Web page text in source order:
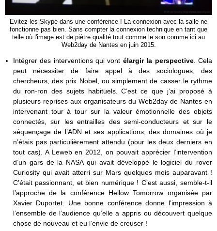
Evitez les Skype dans une conférence ! La connexion avec la salle ne
fonctionne pas bien. Sans compter la connexion technique en tant que
telle où l'image est de piètre qualité tout comme le son comme ici au
Web2day de Nantes en juin 2015.
Intégrer des interventions qui vont élargir la perspective. Cela
peut nécessiter de faire appel à des sociologues, des
chercheurs, des prix Nobel, ou simplement de casser le rythme
du ron-ron des sujets habituels. C’est ce que j’ai proposé à
plusieurs reprises aux organisateurs du Web2day de Nantes en
intervenant tour à tour sur la valeur émotionnelle des objets
connectés, sur les entrailles des semi-conducteurs et sur le
séquençage de l’ADN et ses applications, des domaines où je
n’étais pas particulièrement attendu (pour les deux derniers en
tout cas). A Leweb en 2012, on pouvait apprécier l’intervention
d’un gars de la NASA qui avait développé le logiciel du rover
Curiosity qui avait atterri sur Mars quelques mois auparavant !
C’était passionnant, et bien numérique ! C’est aussi, semble-t-il
l’approche de la conférence Hellow Tomorrow organisée par
Xavier Duportet. Une bonne conférence donne l’impression à
l’ensemble de l’audience qu’elle a appris ou découvert quelque
chose de nouveau et eu l’envie de creuser !